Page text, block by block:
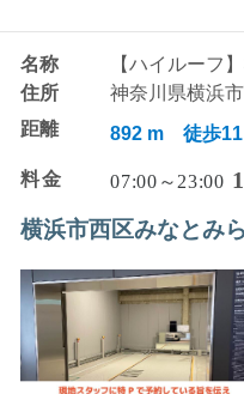
名称
【ハイルーフ
住所
神奈川県横浜
距離
892 m 徒歩11
料金 07:00～23:00
横浜市西区みなとみ